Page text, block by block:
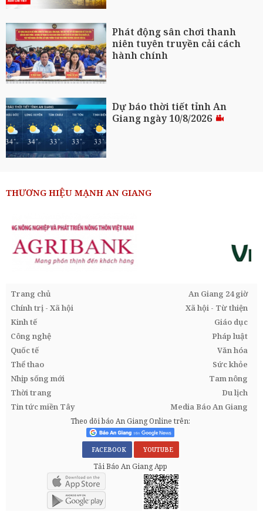
Phát động sân chơi thanh
niên tuyên truyền cải cách
hành chính
Dự báo thời tiết tỉnh An
Giang ngày 10/8/2026
THƯƠNG HIỆU MẠNH AN GIANG
Trang chủ
An Giang 24 giờ
Chính trị - Xã hội
Xã hội - Từ thiện
Kinh tế
Giáo dục
Công nghệ
Pháp luật
Quốc tế
Văn hóa
Thể thao
Sức khỏe
Nhịp sống mới
Tam nông
Thời trang
Du lịch
Tin tức miền Tây
Media Báo An Giang
Theo dõi báo An Giang Online trên:
FACEBOOK YOUTUBE
Tải Báo An Giang App